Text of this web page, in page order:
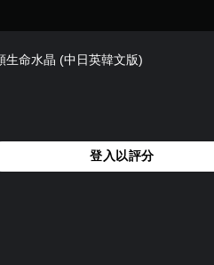
生命水晶 (中日英韓文版)
登入以評分